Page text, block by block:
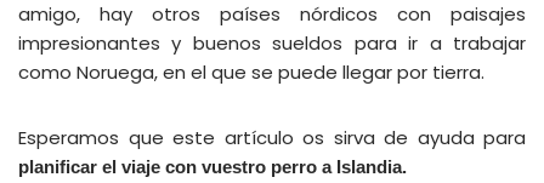
amigo, hay otros países nórdicos con paisajes
impresionantes y buenos sueldos para ir a trabajar
como Noruega, en el que se puede llegar por tierra.
Esperamos que este artículo os sirva de ayuda para
planificar el viaje con vuestro perro a Islandia.